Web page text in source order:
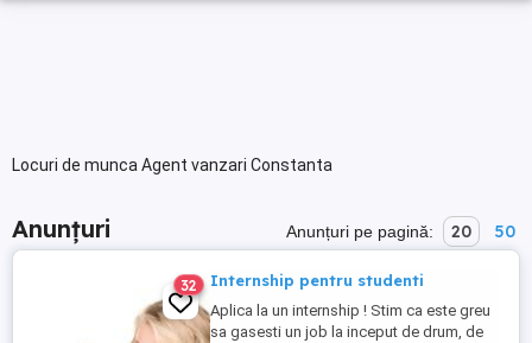
Locuri de munca Agent vanzari Constanta
Anunțuri Anunțuri pe pagină: 20 50
32 Internship pentru studenti
Aplica la un internship ! Stim ca este greu
sa gasesti un job la inceput de drum, de